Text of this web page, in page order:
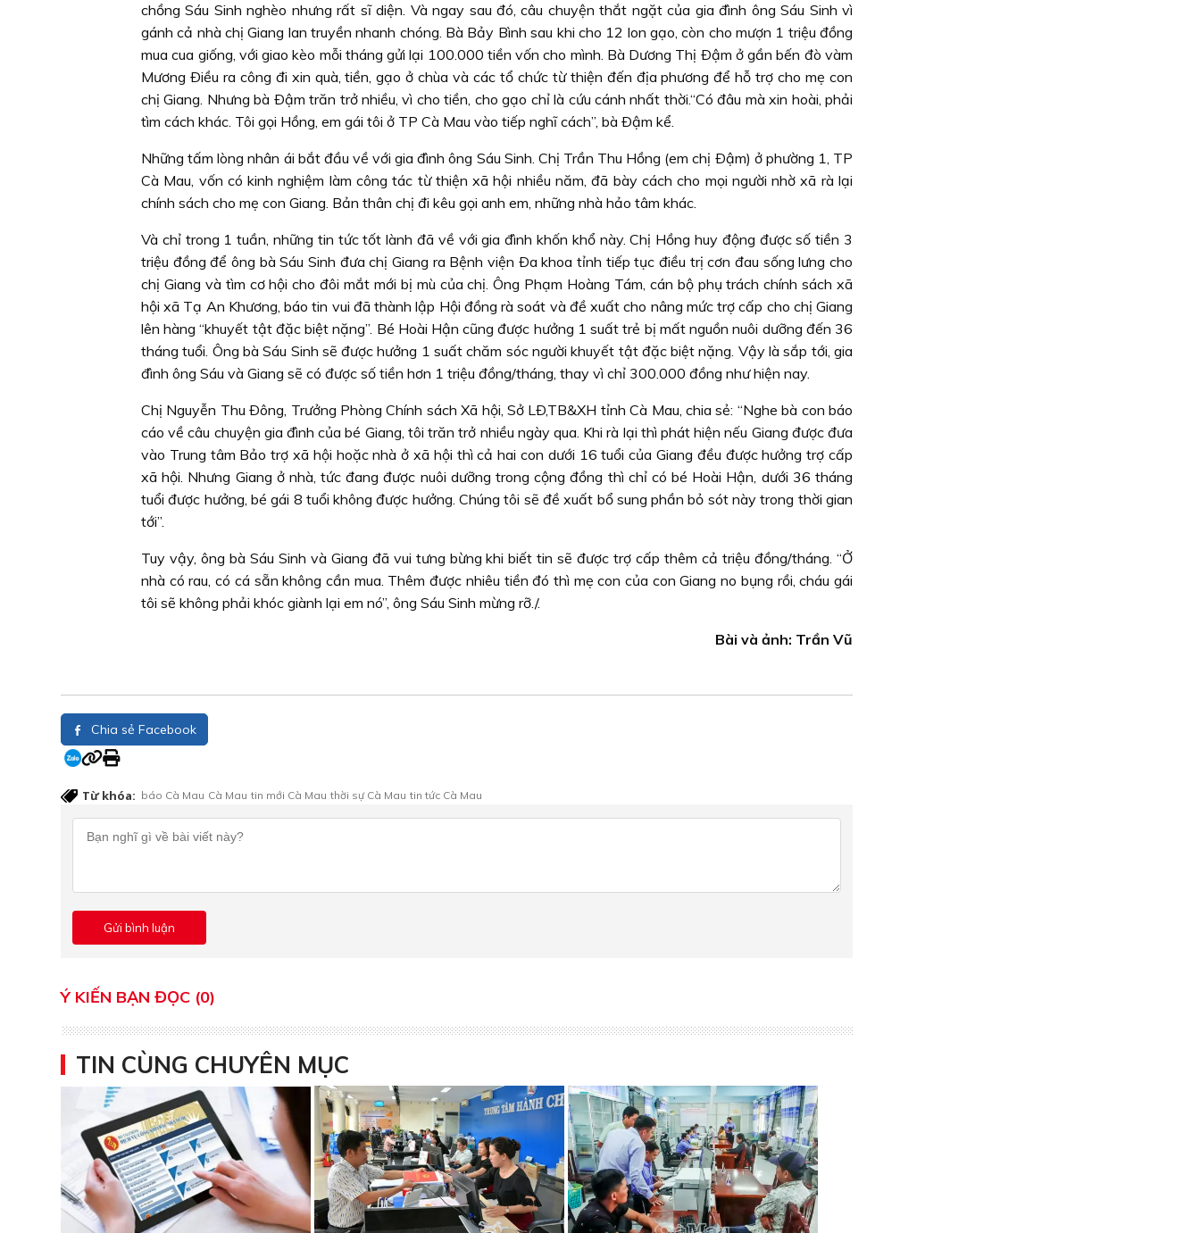
chồng Sáu Sinh nghèo nhưng rất sĩ diện. Và ngay sau đó, câu chuyện thắt ngặt của gia đình ông Sáu Sinh vì
gánh cả nhà chị Giang lan truyền nhanh chóng. Bà Bảy Bình sau khi cho 12 lon gạo, còn cho mượn 1 triệu đồng
mua cua giống, với giao kèo mỗi tháng gửi lại 100.000 tiền vốn cho mình. Bà Dương Thị Ðậm ở gần bến đò vàm
Mương Ðiều ra công đi xin quà, tiền, gạo ở chùa và các tổ chức từ thiện đến địa phương để hỗ trợ cho mẹ con
chị Giang. Nhưng bà Ðậm trăn trở nhiều, vì cho tiền, cho gạo chỉ là cứu cánh nhất thời.“Có đâu mà xin hoài, phải
tìm cách khác. Tôi gọi Hồng, em gái tôi ở TP Cà Mau vào tiếp nghĩ cách”, bà Ðậm kể.
Những tấm lòng nhân ái bắt đầu về với gia đình ông Sáu Sinh. Chị Trần Thu Hồng (em chị Ðậm) ở phường 1, TP
Cà Mau, vốn có kinh nghiệm làm công tác từ thiện xã hội nhiều năm, đã bày cách cho mọi người nhờ xã rà lại
chính sách cho mẹ con Giang. Bản thân chị đi kêu gọi anh em, những nhà hảo tâm khác.
Và chỉ trong 1 tuần, những tin tức tốt lành đã về với gia đình khốn khổ này. Chị Hồng huy động được số tiền 3
triệu đồng để ông bà Sáu Sinh đưa chị Giang ra Bệnh viện Ða khoa tỉnh tiếp tục điều trị cơn đau sống lưng cho
chị Giang và tìm cơ hội cho đôi mắt mới bị mù của chị. Ông Phạm Hoàng Tám, cán bộ phụ trách chính sách xã
hội xã Tạ An Khương, báo tin vui đã thành lập Hội đồng rà soát và đề xuất cho nâng mức trợ cấp cho chị Giang
lên hàng “khuyết tật đặc biệt nặng”. Bé Hoài Hận cũng được hưởng 1 suất trẻ bị mất nguồn nuôi dưỡng đến 36
tháng tuổi. Ông bà Sáu Sinh sẽ được hưởng 1 suất chăm sóc người khuyết tật đặc biệt nặng. Vậy là sắp tới, gia
đình ông Sáu và Giang sẽ có được số tiền hơn 1 triệu đồng/tháng, thay vì chỉ 300.000 đồng như hiện nay.
Chị Nguyễn Thu Ðông, Trưởng Phòng Chính sách Xã hội, Sở LÐ,TB&XH tỉnh Cà Mau, chia sẻ: “Nghe bà con báo
cáo về câu chuyện gia đình của bé Giang, tôi trăn trở nhiều ngày qua. Khi rà lại thì phát hiện nếu Giang được đưa
vào Trung tâm Bảo trợ xã hội hoặc nhà ở xã hội thì cả hai con dưới 16 tuổi của Giang đều được hưởng trợ cấp
xã hội. Nhưng Giang ở nhà, tức đang được nuôi dưỡng trong cộng đồng thì chỉ có bé Hoài Hận, dưới 36 tháng
tuổi được hưởng, bé gái 8 tuổi không được hưởng. Chúng tôi sẽ đề xuất bổ sung phần bỏ sót này trong thời gian
tới”.
Tuy vậy, ông bà Sáu Sinh và Giang đã vui tưng bừng khi biết tin sẽ được trợ cấp thêm cả triệu đồng/tháng. “Ở
nhà có rau, có cá sẵn không cần mua. Thêm được nhiêu tiền đó thì mẹ con của con Giang no bụng rồi, cháu gái
tôi sẽ không phải khóc giành lại em nó”, ông Sáu Sinh mừng rỡ./.
Bài và ảnh: Trần Vũ
Chia sẻ Facebook
Từ khóa: báo Cà Mau Cà Mau tin mới Cà Mau thời sự Cà Mau tin tức Cà Mau
Ý KIẾN BẠN ĐỌC (0)
TIN CÙNG CHUYÊN MỤC